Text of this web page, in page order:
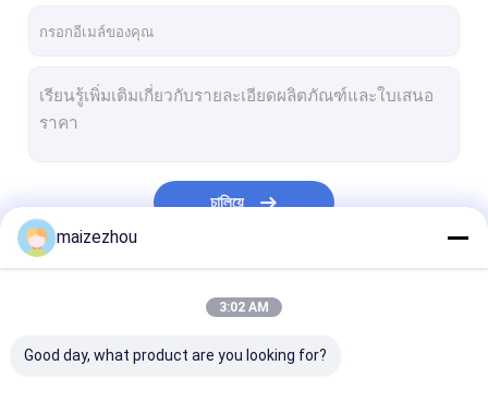
চালিয়ে
maizezhou
3:02 AM
Good day, what product are you looking for?